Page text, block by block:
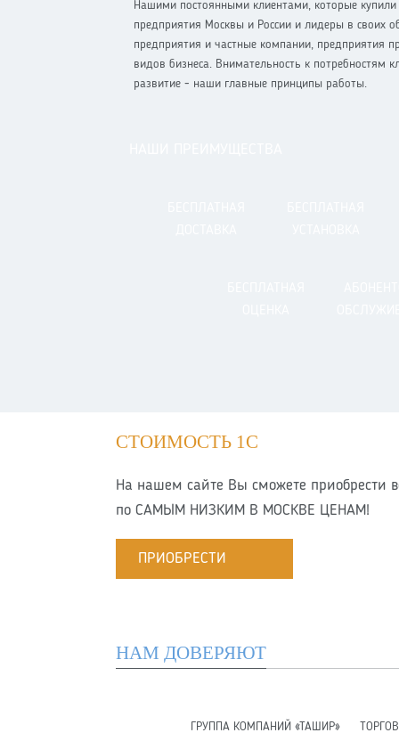
Нашими постоянными клиентами, которые купили
предприятия Москвы и России и лидеры в своих
предприятия и частные компании, предприятия
видов бизнеса. Внимательность к потребностям
развитие - наши главные принципы работы.
СТОИМОСТЬ 1С
На нашем сайте Вы сможете приобрести
по САМЫМ НИЗКИМ В МОСКВЕ ЦЕНАМ!
ПРИОБРЕСТИ
НАМ ДОВЕРЯЮТ
ГРУППА КОМПАНИЙ «ТАШИР»